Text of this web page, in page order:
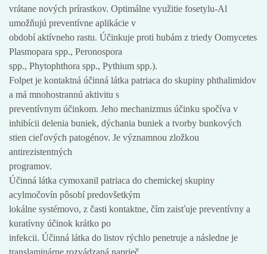
vrátane nových prírastkov. Optimálne využitie fosetylu-Al
umožňujú preventívne aplikácie v
období aktívneho rastu. Účinkuje proti hubám z triedy Oomycetes
Plasmopara spp., Peronospora
spp., Phytophthora spp., Pythium spp.).
Folpet je kontaktná účinná látka patriaca do skupiny phthalimidov
a má mnohostrannú aktivitu s
preventívnym účinkom. Jeho mechanizmus účinku spočíva v
inhibícii delenia buniek, dýchania buniek a tvorby bunkových
stien cieľových patogénov. Je významnou zložkou
antirezistentných
programov.
Účinná látka cymoxanil patriaca do chemickej skupiny
acylmočovín pôsobí predovšetkým
lokálne systémovo, z časti kontaktne, čím zaisťuje preventívny a
kuratívny účinok krátko po
infekcii. Účinná látka do listov rýchlo penetruje a následne je
translaminárne rozvádzaná naprieč